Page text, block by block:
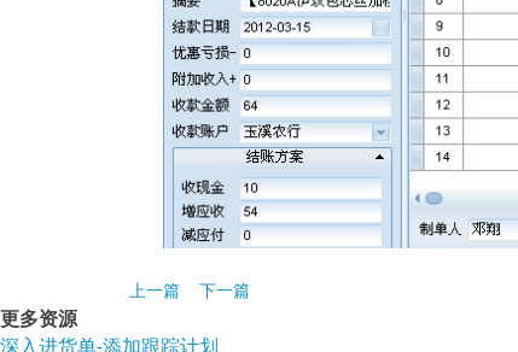
上一篇 下一篇
更多资源
深入进货单-添加跟踪计划